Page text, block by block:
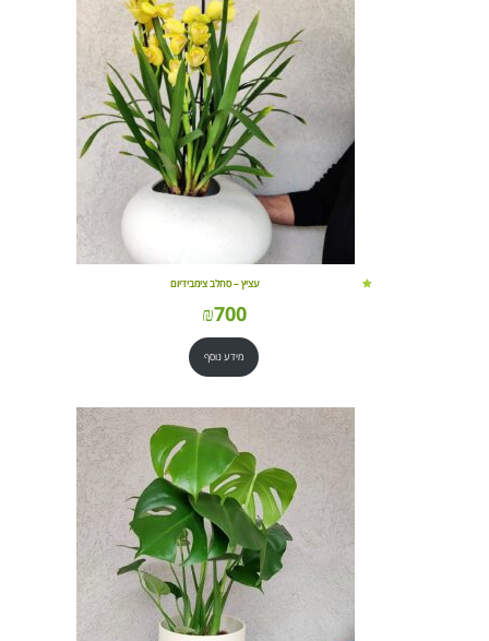
עציץ – סחלב צימבידיום
₪700
מידע נוסף